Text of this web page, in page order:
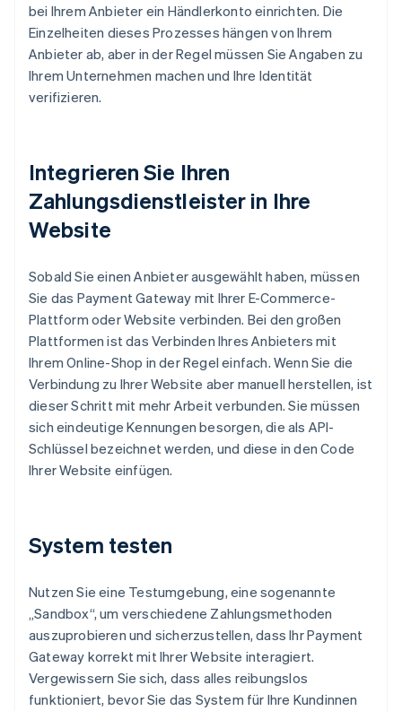
bei Ihrem Anbieter ein Händlerkonto einrichten. Die
Einzelheiten dieses Prozesses hängen von Ihrem
Anbieter ab, aber in der Regel müssen Sie Angaben zu
Ihrem Unternehmen machen und Ihre Identität
verifizieren.
Integrieren Sie Ihren
Zahlungsdienstleister in Ihre
Website
Sobald Sie einen Anbieter ausgewählt haben, müssen
Sie das Payment Gateway mit Ihrer E-Commerce-
Plattform oder Website verbinden. Bei den großen
Plattformen ist das Verbinden Ihres Anbieters mit
Ihrem Online-Shop in der Regel einfach. Wenn Sie die
Verbindung zu Ihrer Website aber manuell herstellen, ist
dieser Schritt mit mehr Arbeit verbunden. Sie müssen
sich eindeutige Kennungen besorgen, die als API-
Schlüssel bezeichnet werden, und diese in den Code
Ihrer Website einfügen.
System testen
Nutzen Sie eine Testumgebung, eine sogenannte
„Sandbox“, um verschiedene Zahlungsmethoden
auszuprobieren und sicherzustellen, dass Ihr Payment
Gateway korrekt mit Ihrer Website interagiert.
Vergewissern Sie sich, dass alles reibungslos
funktioniert, bevor Sie das System für Ihre Kundinnen